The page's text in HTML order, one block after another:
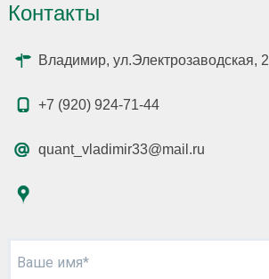
Контакты
Владимир, ул.Электрозаводская, 2
+7 (920) 924-71-44
quant_vladimir33@mail.ru
Ваше имя*